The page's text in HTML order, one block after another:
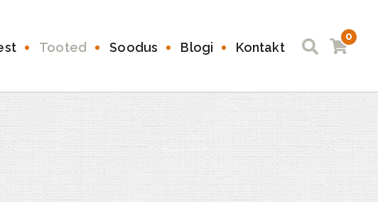
Tooted Soodus Blogi Kontakt
0